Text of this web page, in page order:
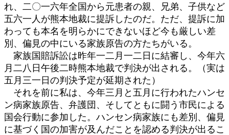
れ、二〇一六年全国から元患者の親、兄弟、子供など
五六一人が熊本地裁に提訴したのだ。ただ、提訴に加
わっても本名を明らかにできないほど今も厳しい差
別、偏見の中にいる家族原告の方たちがいる。
家族国賠訴訟は昨年一二月一二日に結審し、今年六
月二八日午後二時熊本地裁で判決が出される。（実は
五月三一日の判決予定が延期された）
それを前に私は、今年三月と五月に行われたハンセ
ン病家族原告、弁護団、そしてともに闘う市民による
国会行動に参加した。ハンセン病家族にも差別、偏見
に基づく国の加害が及んだことを認める判決が出るこ